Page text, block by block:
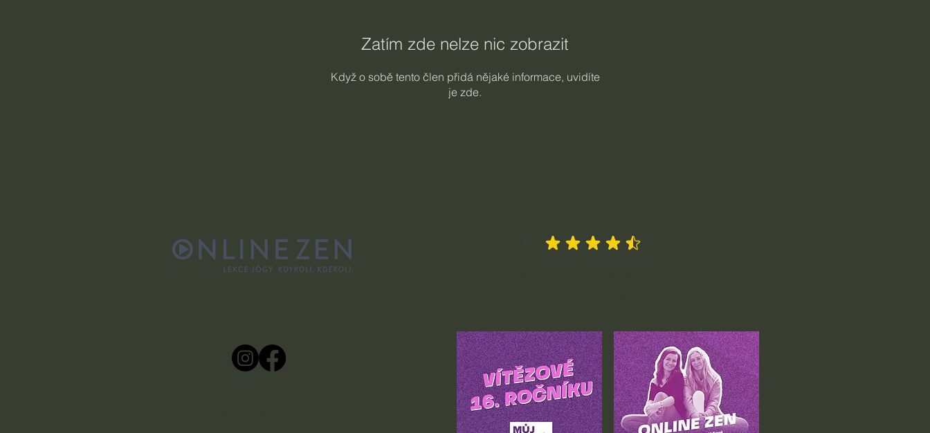
Zatím zde nelze nic zobrazit
Když o sobě tento člen přidá nějaké informace, uvidíte
je zde.
průměrné hodnocení je 4.5 z 5